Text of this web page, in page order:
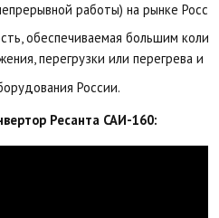
работы) на рынке
обеспечиваемая большим
перегрузки или перегрева и
России.
Ресанта САИ-160: